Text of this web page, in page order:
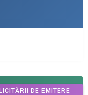
DE EMITERE